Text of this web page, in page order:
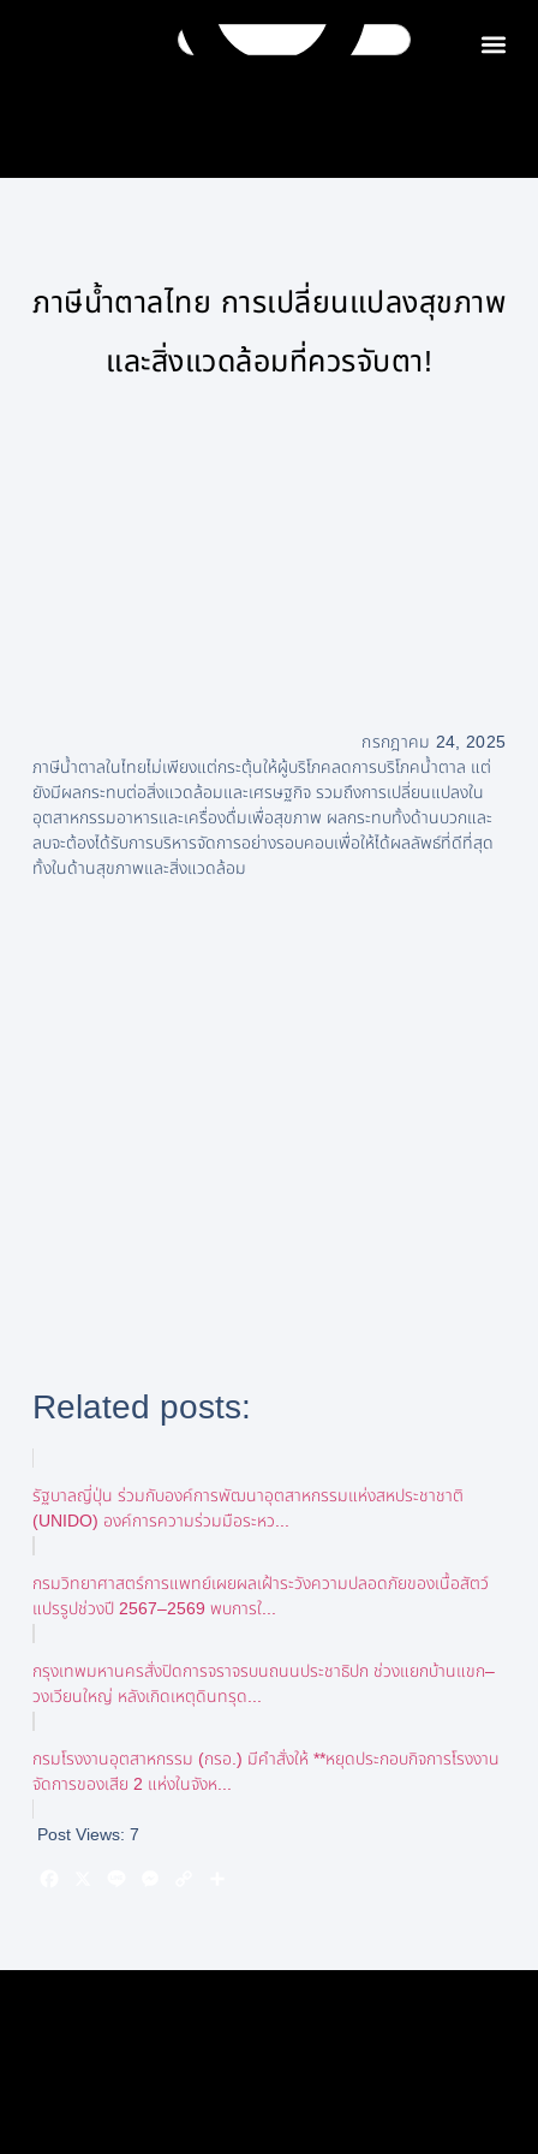
ภาษีน้ำตาลไทย การเปลี่ยนแปลงสุขภาพ
และสิ่งแวดล้อมที่ควรจับตา!
กรกฎาคม 24, 2025
ภาษีน้ำตาลในไทยไม่เพียงแต่กระตุ้นให้ผู้บริโภคลดการบริโภคน้ำตาล แต่
ยังมีผลกระทบต่อสิ่งแวดล้อมและเศรษฐกิจ รวมถึงการเปลี่ยนแปลงใน
อุตสาหกรรมอาหารและเครื่องดื่มเพื่อสุขภาพ ผลกระทบทั้งด้านบวกและ
ลบจะต้องได้รับการบริหารจัดการอย่างรอบคอบเพื่อให้ได้ผลลัพธ์ที่ดีที่สุด
ทั้งในด้านสุขภาพและสิ่งแวดล้อม
Related posts:
รัฐบาลญี่ปุ่น ร่วมกับองค์การพัฒนาอุตสาหกรรมแห่งสหประชาชาติ
(UNIDO) องค์การความร่วมมือระหว...
กรมวิทยาศาสตร์การแพทย์เผยผลเฝ้าระวังความปลอดภัยของเนื้อสัตว์
แปรรูปช่วงปี 2567–2569 พบการใ...
กรุงเทพมหานครสั่งปิดการจราจรบนถนนประชาธิปก ช่วงแยกบ้านแขก–
วงเวียนใหญ่ หลังเกิดเหตุดินทรุด...
กรมโรงงานอุตสาหกรรม (กรอ.) มีคำสั่งให้ **หยุดประกอบกิจการโรงงาน
จัดการของเสีย 2 แห่งในจังห...
Post Views: 7